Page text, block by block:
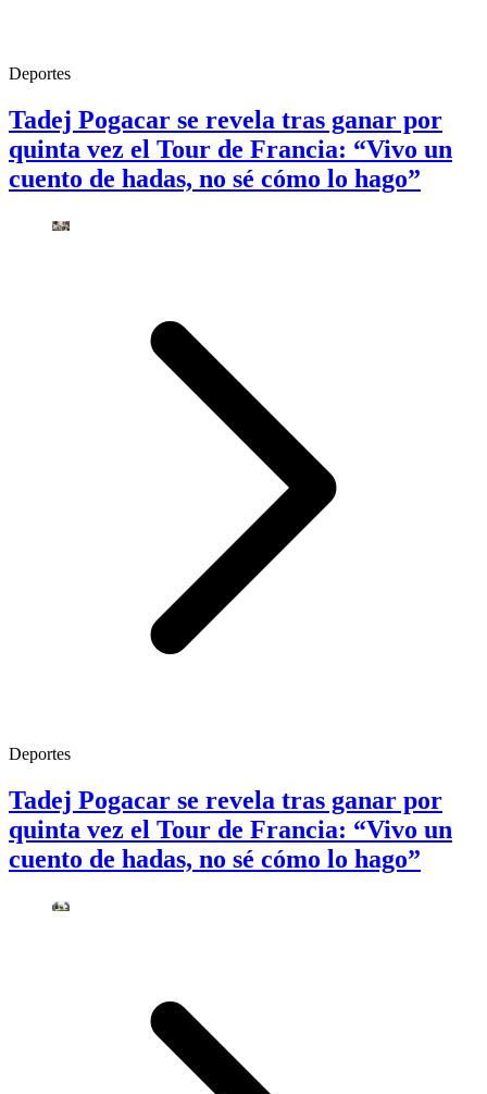
Deportes
Tadej Pogacar se revela tras ganar por
quinta vez el Tour de Francia: “Vivo un
cuento de hadas, no sé cómo lo hago”
Deportes
Tadej Pogacar se revela tras ganar por
quinta vez el Tour de Francia: “Vivo un
cuento de hadas, no sé cómo lo hago”